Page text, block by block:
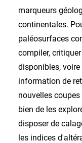
marqueurs
continentales.
paléosurfaces
compiler,
disponibles,
information de
nouvelles
bien de les
disposer de
les indices